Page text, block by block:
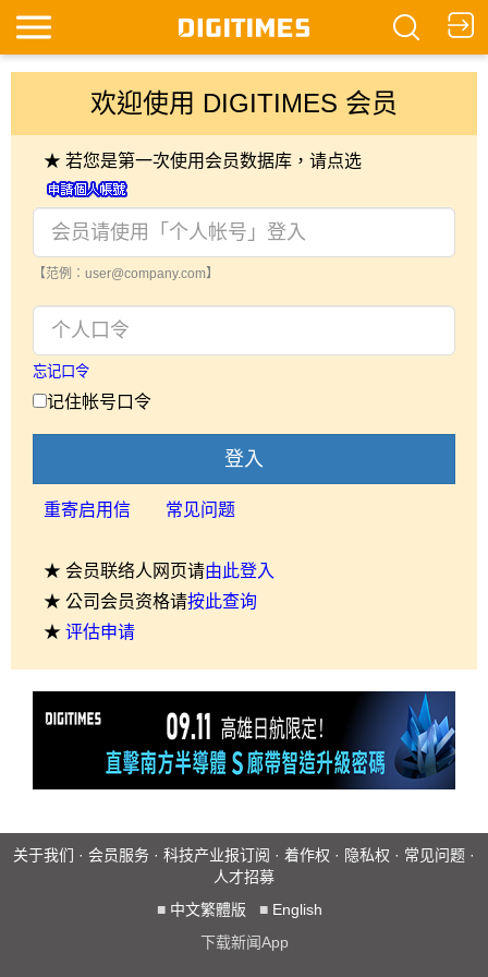
欢迎使用 DIGITIMES 会员
★ 若您是第一次使用会员数据库，请点选
【范例：user@company.com】
忘记口令
记住帐号口令
登入
重寄启用信 常见问题
★ 会员联络人网页请由此登入
★ 公司会员资格请按此查询
★ 评估申请
关于我们 · 会员服务 · 科技产业报订阅 · 着作权 · 隐私权 · 常见问题 ·
人才招募
■ 中文繁體版 ■ English
下载新闻App